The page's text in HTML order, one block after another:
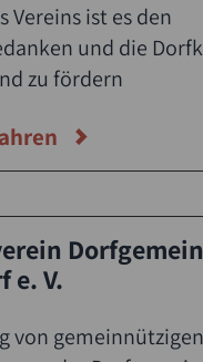
Vereins ist es den
und die
zu fördern
e. V.
von